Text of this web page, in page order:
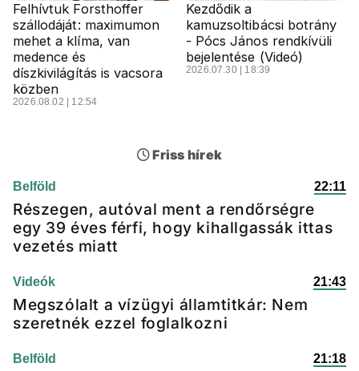
Felhívtuk Forsthoffer
szállodáját: maximumon
mehet a klíma, van
medence és
díszkivilágítás is vacsora
közben
2026.08.02 | 12:54
Kezdődik a
kamuzsoltibácsi botrány
- Pócs János rendkívüli
bejelentése (Videó)
2026.07.30 | 18:39
Friss hírek
Belföld 22:11
Részegen, autóval ment a rendőrségre
egy 39 éves férfi, hogy kihallgassák ittas
vezetés miatt
Videók 21:43
Megszólalt a vízügyi államtitkár: Nem
szeretnék ezzel foglalkozni
Belföld 21:18